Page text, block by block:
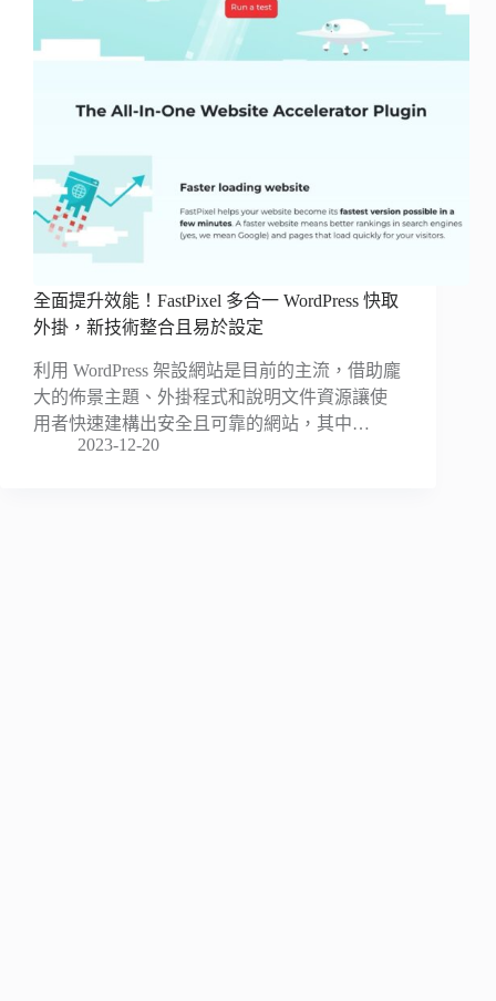
全面提升效能！FastPixel 多合一 WordPress 快取
外掛，新技術整合且易於設定
利用 WordPress 架設網站是目前的主流，借助龐
大的佈景主題、外掛程式和說明文件資源讓使
用者快速建構出安全且可靠的網站，其中…
2023-12-20